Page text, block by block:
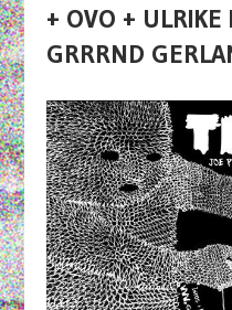
+ OVO +
GRRRND